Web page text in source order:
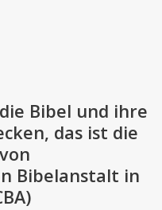
Bibel und ihre
das ist die
Bibelanstalt in